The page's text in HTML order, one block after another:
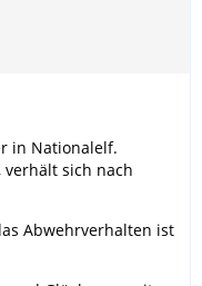
in Nationalelf.
verhält sich nach
Abwehrverhalten ist